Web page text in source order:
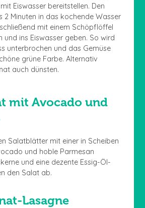
Eiswasser bereitstellen. Den
2 Minuten in das kochende Wasser
mit einem Schöpflöffel
und ins Eiswasser geben. So wird
unterbrochen und das Gemüse
grüne Farbe. Alternativ
auch dünsten.
mit Avocado und
Salatblätter mit einer in Scheiben
und hoble Parmesan
und eine dezente Essig-Öl-
den Salat ab.
Lasagne